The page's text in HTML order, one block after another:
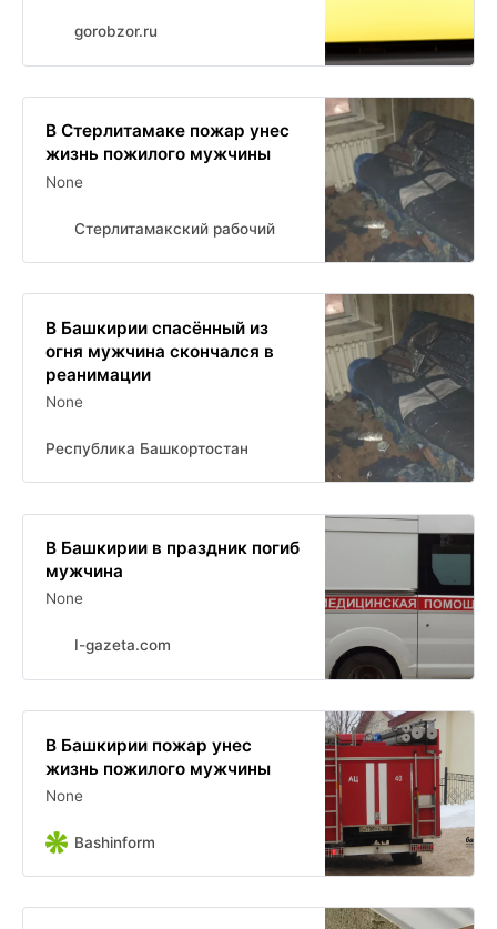
gorobzor.ru
В Стерлитамаке пожар унес
жизнь пожилого мужчины
None
Стерлитамакский рабочий
В Башкирии спасённый из
огня мужчина скончался в
реанимации
None
Республика Башкортостан
В Башкирии в праздник погиб
мужчина
None
I-gazeta.com
В Башкирии пожар унес
жизнь пожилого мужчины
None
Bashinform